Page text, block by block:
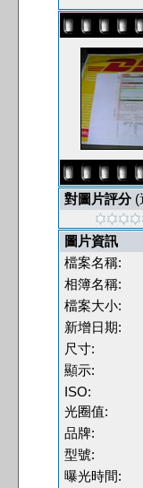
對圖片評分(
圖片資訊
檔案名稱:
相簿名稱:
檔案大小:
新增日期:
尺寸:
顯示:
ISO:
光圈值:
品牌:
型號:
曝光時間: